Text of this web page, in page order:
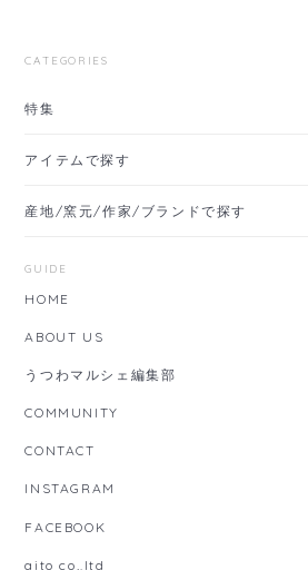
CATEGORIES
特集
アイテムで探す
産地/窯元/作家/ブランドで探す
GUIDE
HOME
ABOUT US
うつわマルシェ編集部
COMMUNITY
CONTACT
INSTAGRAM
FACEBOOK
aito co,.ltd